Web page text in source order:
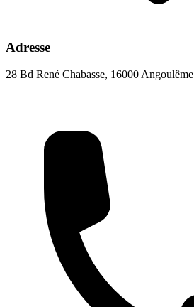
Adresse
28 Bd René Chabasse, 16000 Angoulême